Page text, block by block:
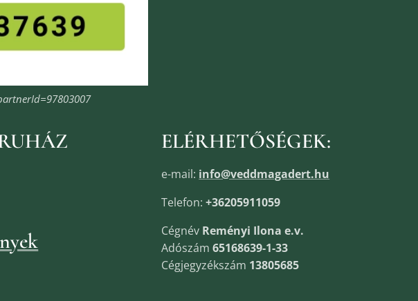
ELÉRHETŐSÉGEK:
e-mail: info@veddmagadert.hu
Telefon: +36205911059
Cégnév Reményi Ilona e.v.
Adószám65168639-1-33
Cégjegyzékszám 13805685